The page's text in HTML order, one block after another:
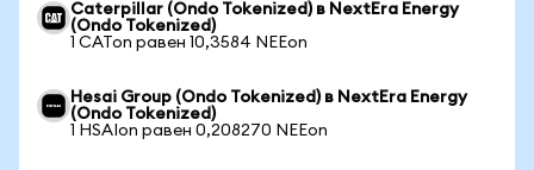
Caterpillar (Ondo Tokenized) в NextEra Energy
(Ondo Tokenized)
1 CATon равен 10,3584 NEEon
Hesai Group (Ondo Tokenized) в NextEra Energy
(Ondo Tokenized)
1 HSAIon равен 0,208270 NEEon